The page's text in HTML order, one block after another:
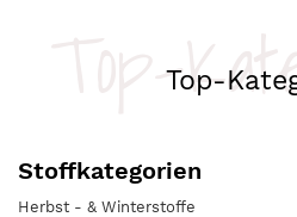
Top-
Top-
Stoffkategorien
Herbst - & Winterstoffe